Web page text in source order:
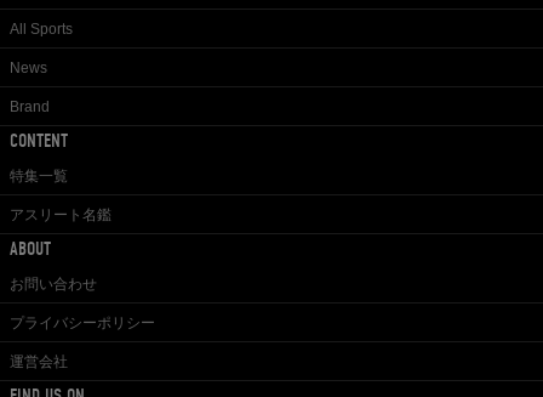
All Sports
News
Brand
CONTENT
特集一覧
アスリート名鑑
ABOUT
お問い合わせ
プライバシーポリシー
運営会社